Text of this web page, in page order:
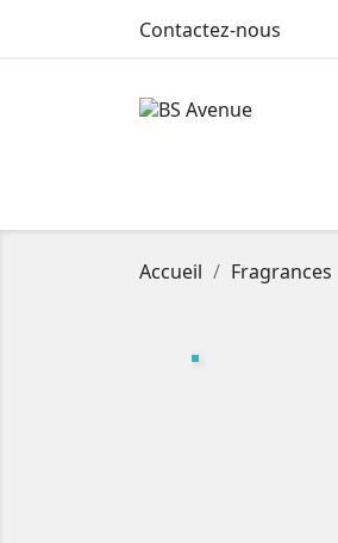
Contactez-nous
Accueil Fragrances